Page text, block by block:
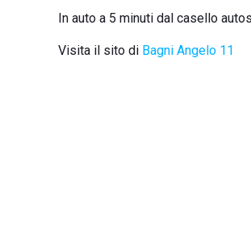
In auto a 5 minuti dal casello
Visita il sito di Bagni Angelo 11